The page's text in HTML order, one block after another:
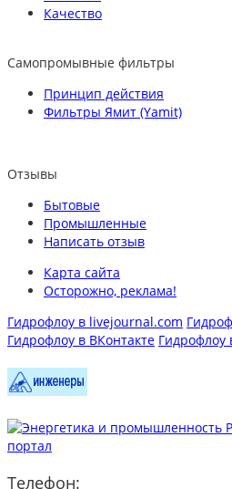
Качество
Самопромывные фильтры
Принцип действия
Фильтры Ямит (Yamit)
Отзывы
Бытовые
Промышленные
Написать отзыв
Карта сайта
Осторожно, реклама!
Гидрофлоу в livejournal.com
Гидрофлоу в ВКонтакте Гидрофлоу
Телефон: